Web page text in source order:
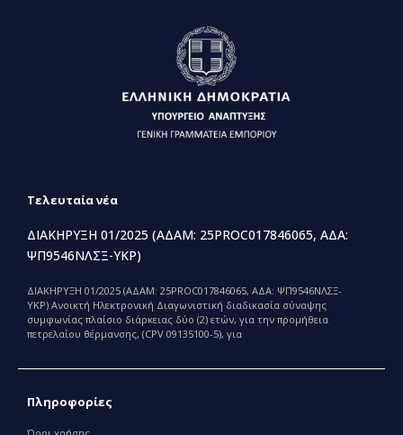
Τελευταία νέα
ΔΙΑΚΗΡΥΞΗ 01/2025 (ΑΔΑΜ: 25PROC017846065, ΑΔΑ:
ΨΠ9546ΝΛΣΞ-ΥΚΡ)
ΔΙΑΚΗΡΥΞΗ 01/2025 (ΑΔΑΜ: 25PROC017846065, ΑΔΑ: ΨΠ9546ΝΛΣΞ-
ΥΚΡ) Ανοικτή Ηλεκτρονική Διαγωνιστική διαδικασία σύναψης
συμφωνίας πλαίσιο διάρκειας δύο (2) ετών, για την προμήθεια
πετρελαίου θέρμανσης, (CPV 09135100-5), για
Πληροφορίες